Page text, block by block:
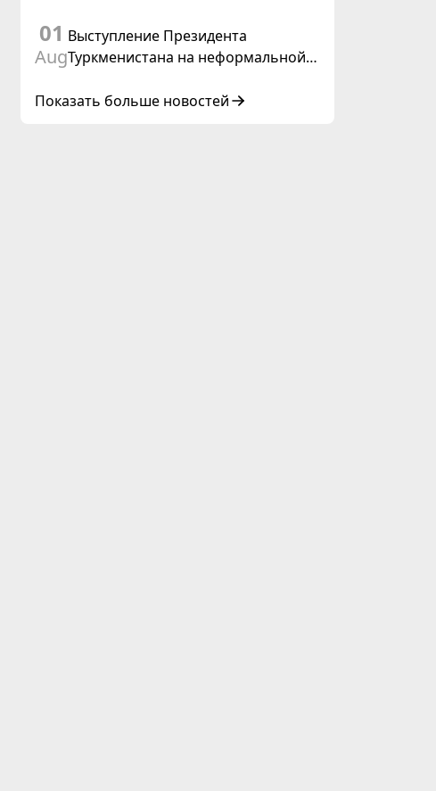
01
Aug
Выступление Президента
Туркменистана на неформальной
государств Центральной Азии и
Показать больше новостей